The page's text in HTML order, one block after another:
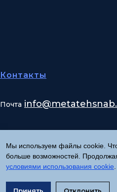
Контакты
Почта info
Мы используем файлы cookie.
больше возможностей.
условиями использования cookie.
Принять Отклонить